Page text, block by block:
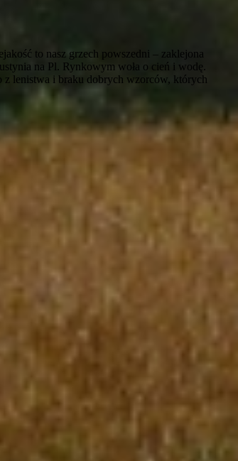
to nasz grzech powszedni – zaklejona
na Pl. Rynkowym woła o cień i wodę.
z lenistwa i braku dobrych wzorców, których